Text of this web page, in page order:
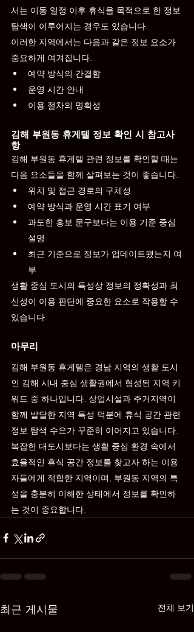
서는 이동 일정 이후 휴식을 목적으로 한 정보
탐색이 이루어지는 경우도 있습니다.
이러한 지역에서는 다음과 같은 정보 요소가
중요하게 여겨집니다.
예약 방식의 간결함
운영 시간 안내
이용 절차의 명확성
김해 부원동 휴게텔 정보 확인 시 참고사
항
김해 부원동 휴게텔 관련 정보를 확인할 때는
다음 요소들을 함께 살펴보는 것이 좋습니다.
위치 및 접근 경로의 구체성
예약 방식과 운영 시간 표기 여부
과도한 홍보 문구보다는 이용 기준 중심
설명
최근 기준으로 정보가 업데이트됐는지 여
부
생활 중심 도시의 특성상 정보의 정확성과 최
신성이 이용 판단에 중요한 요소로 작용할 수
있습니다.
마무리
김해 부원동 휴게텔은 경남 지역의 생활 도시
인 김해 시내 중심 생활권에서 형성된 지역 키
워드 중 하나입니다. 상업시설과 주거지역이
함께 발달한 지역 특성 덕분에 휴식 공간 관련
정보 탐색 수요가 꾸준히 이어지고 있습니다.
복잡한 대도시보다는 생활 중심 환경 속에서
효율적인 휴식 공간 정보를 찾고자 하는 이용
자들에게 적합한 지역이며, 부원동 지역의 특
성을 충분히 이해한 상태에서 정보를 확인하
는 것이 중요합니다.
최근 게시물 전체 보기